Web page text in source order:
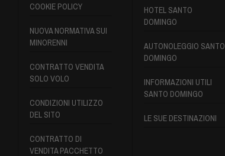
COOKIE POLICY
NUOVA NORMATIVA SUI
MINORENNI
CONTRATTO VENDITA
SOLO VOLO
CONDIZIONI UTILIZZO
DEL SITO
CONTRATTO DI
VENDITA PACCHETTO
HOTEL SANTO
DOMINGO
AUTONOLEGGIO SANTO
DOMINGO
INFORMAZIONI UTILI
SANTO DOMINGO
LE SUE DESTINAZIONI